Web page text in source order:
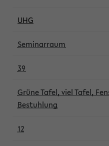
UHG
Seminarraum
39
Grüne Tafel, viel Tafel,
Bestuhlung
12